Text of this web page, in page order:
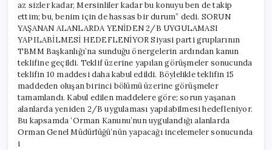
az sizler kadar, Mersinliler kadar bu konuyu ben de takip
ettim; bu, benim için de hassas bir durum” dedi. SORUN
YAŞANAN ALANLARDA YENİDEN 2/B UYGULAMASI
YAPILABİLMESİ HEDEFLENİYOR Siyasi parti gruplarının
TBMM Başkanlığı’na sunduğu önergelerin ardından kanun
teklifine geçildi. Teklif üzerine yapılan görüşmeler sonucunda
teklifin 10 maddesi daha kabul edildi. Böylelikle teklifin 15
maddeden oluşan birinci bölümü üzerine görüşmeler
tamamlandı. Kabul edilen maddelere göre; sorun yaşanan
alanlarda yeniden 2/B uygulaması yapılabilmesi hedefleniyor.
Bu kapsamda ‘Orman Kanunu’nun uygulandığı alanlarda
Orman Genel Müdürlüğü’nün yapacağı incelemeler sonucunda
i